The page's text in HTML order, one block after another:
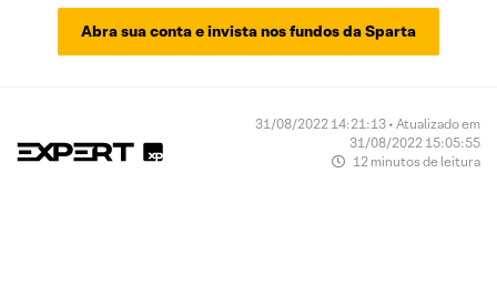
Abra sua conta e invista nos fundos da Sparta
31/08/2022 14:21:13 • Atualizado em
31/08/2022 15:05:55
12 minutos de leitura